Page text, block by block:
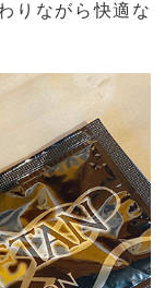
りながら快適な